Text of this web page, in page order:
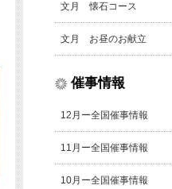
文月 懐石コース
文月 お昼のお献立
催事情報
12月ー全国催事情報
11月ー全国催事情報
10月ー全国催事情報